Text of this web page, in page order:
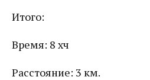
Итого:
Время: 8 хч
Расстояние: 3 км.